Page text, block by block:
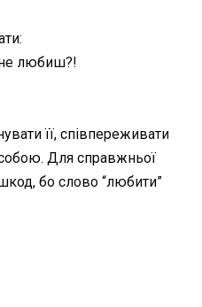
любиш?!
її, співпереживати
Для справжньої
бо слово “любити”